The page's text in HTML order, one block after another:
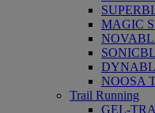
MAGIC
NOOSA
Trail Running
GEL-